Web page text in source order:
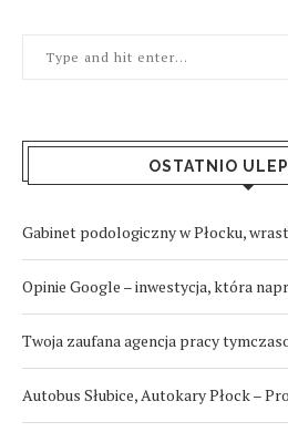
OSTATNIO
Gabinet podologiczny w Płocku,
Opinie Google – inwestycja, która
Twoja zaufana agencja pracy
Autobus Słubice, Autokary Płock –